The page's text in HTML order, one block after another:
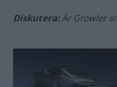
Diskutera:Är Growler